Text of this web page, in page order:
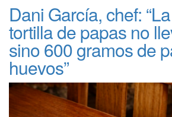
Dani García, chef:
tortilla de papas no
sino 600 gramos de
huevos”